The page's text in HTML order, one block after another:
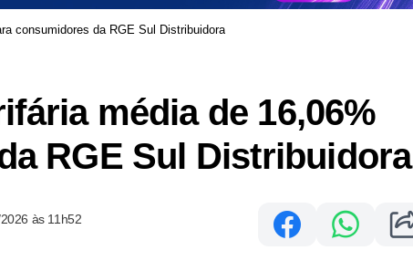
consumidores da RGE Sul Distribuidora
média de 16,06%
RGE Sul Distribuidora
às 11h52